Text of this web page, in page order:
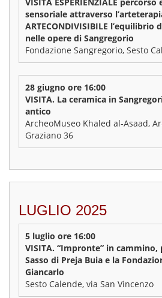
sensoriale attraverso
ARTECONDIVISIBILE
nelle opere di Sangregorio
Fondazione Sangregorio, Sesto
28 giugno ore 16:00
VISITA. La ceramica in
antico
ArcheoMuseo Khaled al-Asaad,
Graziano 36
LUGLIO 2025
5 luglio ore 16:00
VISITA. “Impronte” in cammino,
Sasso di Preja Buia e la
Giancarlo
Sesto Calende, via San Vincenzo